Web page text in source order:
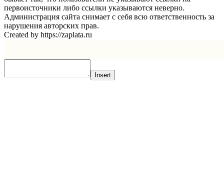
первоисточники либо ссылки указываются неверно.
Администрация сайта снимает с себя всю ответственность за
нарушения авторских прав.
Created by https://zaplata.ru
Insert